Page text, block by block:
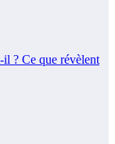
il ? Ce que révèlent